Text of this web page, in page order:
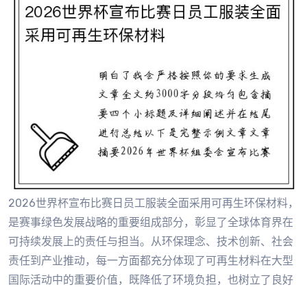
2026世界杯宣布比赛日员工服装全面采用可再生环保材料，
是赛事绿色发展战略的重要组成部分，彰显了全球体育界在
可持续发展上的责任与担当。从环保理念、技术创新、社会
责任到产业推动，每一方面都充分体现了可再生材料在大型
国际活动中的重要价值，既降低了环境负担，也树立了良好